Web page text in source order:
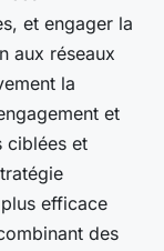
et engager la
aux réseaux
la
et
ciblées et
efficace
des